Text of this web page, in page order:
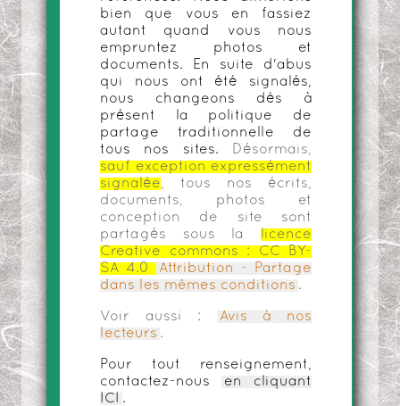
bien que vous en fassiez
autant quand vous nous
empruntez photos et
documents. En suite d'abus
qui nous ont été signalés,
nous changeons dès à
présent la politique de
partage traditionnelle de
tous nos sites.
Désormais,
sauf exception expressément
signalée, tous nos écrits,
documents, photos et
conception de site sont
partagés sous la
licence
Creative commons :
CC BY-
SA 4.0
Attribution - Partage
dans les mêmes conditions .
Voir aussi :
Avis à nos
lecteurs .
Pour tout renseignement,
contactez-nous
en cliquant
ICI
.